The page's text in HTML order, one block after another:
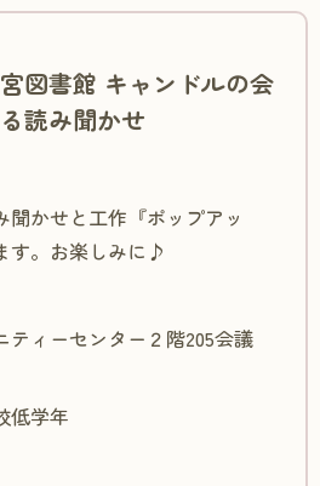
図書館 キャンドルの会
読み聞かせ
聞かせと工作『ポップアッ
す。お楽しみに♪
ティーセンター２階205会議
低学年